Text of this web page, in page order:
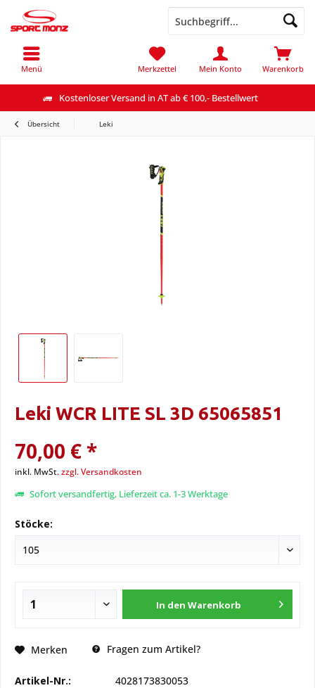
Kostenloser Versand in AT ab € 100,- Bestellwert
Menü Warenkorb
Merkzettel Mein Konto
Übersicht Leki
Leki WCR LITE SL 3D 65065851
70,00 € *
inkl. MwSt.zzgl. Versandkosten
Sofort versandfertig, Lieferzeit ca. 1-3 Werktage
Stöcke:
In den Warenkorb
Merken Fragen zum Artikel?
Artikel-Nr.: 4028173830053